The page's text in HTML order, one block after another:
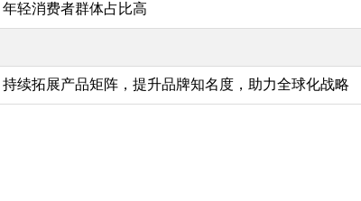
年轻消费者群体占比高
持续拓展产品矩阵，提升品牌知名度，助力全球化战略